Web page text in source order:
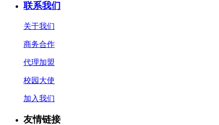
联系我们
关于我们
商务合作
代理加盟
校园大使
加入我们
友情链接